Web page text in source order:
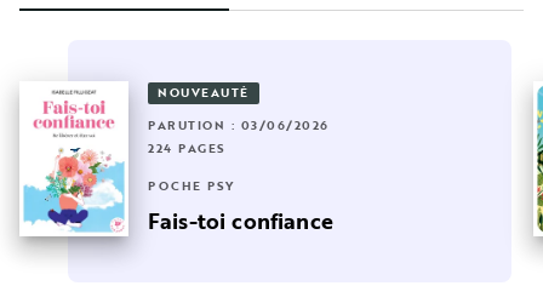
NOUVEAUTÉ
PARUTION : 03/06/2026
224 PAGES
POCHE PSY
Fais-toi confiance